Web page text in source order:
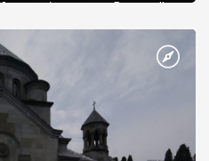
імператору Василю ІІ, та
став Василем-християнином.
честь Херсонесу Таврійського